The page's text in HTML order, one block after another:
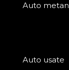
Auto
Auto usate